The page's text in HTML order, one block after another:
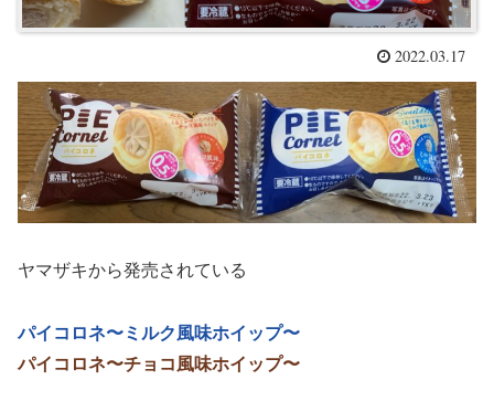
2022.03.17
ヤマザキから発売されている
パイコロネ〜ミルク風味ホイップ〜
パイコロネ〜チョコ風味ホイップ〜